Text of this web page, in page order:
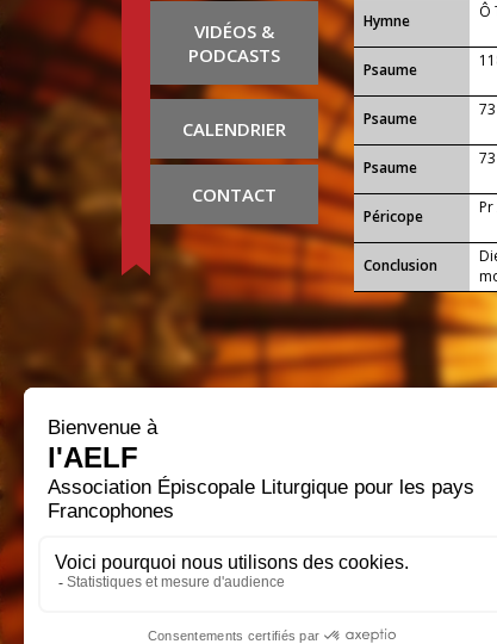
VIDÉOS &
PODCASTS
CALENDRIER
CONTACT
...
Hymne Ô
Psaume
Psaume
Psaume
Péricope Pr
Conclusion